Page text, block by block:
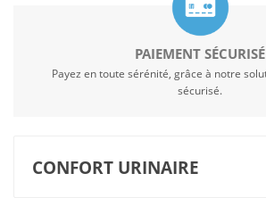
PAIEMENT SÉCURISÉ
Payez en toute sérénité, grâce à notre
sécurisé.
CONFORT URINAIRE